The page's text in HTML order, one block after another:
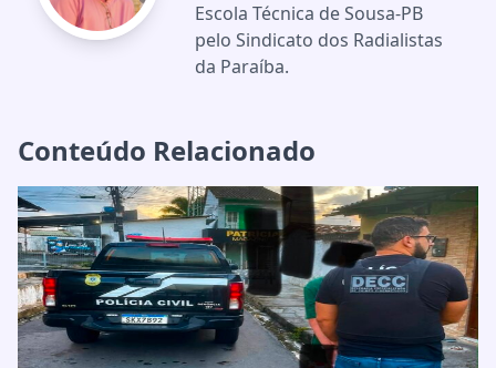
Escola Técnica de Sousa-PB
pelo Sindicato dos Radialistas
da Paraíba.
Conteúdo Relacionado